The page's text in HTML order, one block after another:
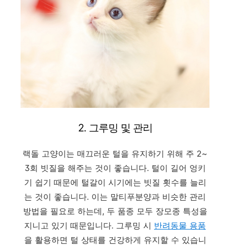
2. 그루밍 및 관리
랙돌 고양이는 매끄러운 털을 유지하기 위해 주 2~
3회 빗질을 해주는 것이 좋습니다. 털이 길어 엉키
기 쉽기 때문에 털갈이 시기에는 빗질 횟수를 늘리
는 것이 좋습니다. 이는 말티푸분양과 비슷한 관리
방법을 필요로 하는데, 두 품종 모두 장모종 특성을
지니고 있기 때문입니다. 그루밍 시 반려동물 용품
을 활용하면 털 상태를 건강하게 유지할 수 있습니